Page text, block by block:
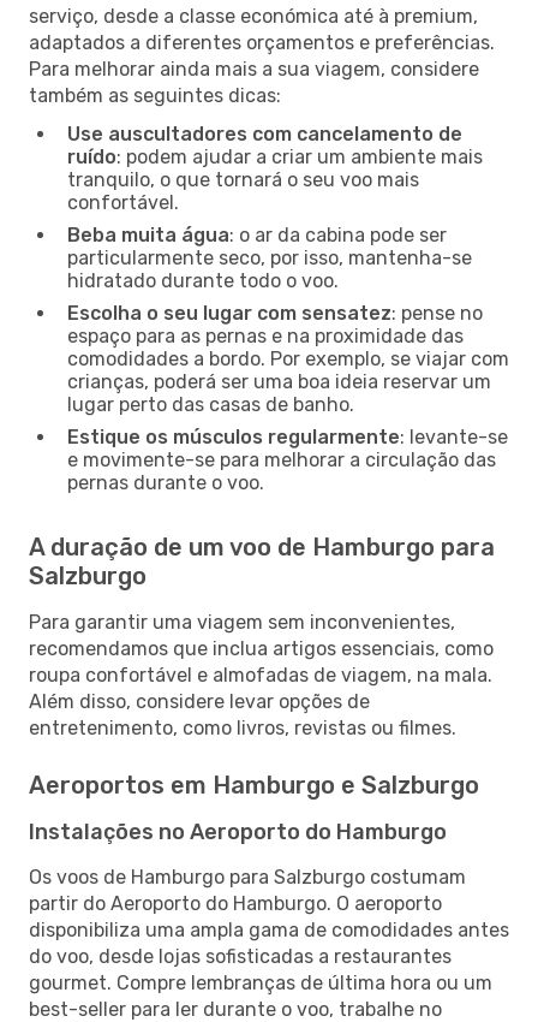
serviço, desde a classe económica até à premium,
adaptados a diferentes orçamentos e preferências.
Para melhorar ainda mais a sua viagem, considere
também as seguintes dicas:
Use auscultadores com cancelamento de
ruído: podem ajudar a criar um ambiente mais
tranquilo, o que tornará o seu voo mais
confortável.
Beba muita água: o ar da cabina pode ser
particularmente seco, por isso, mantenha-se
hidratado durante todo o voo.
Escolha o seu lugar com sensatez: pense no
espaço para as pernas e na proximidade das
comodidades a bordo. Por exemplo, se viajar com
crianças, poderá ser uma boa ideia reservar um
lugar perto das casas de banho.
Estique os músculos regularmente: levante-se
e movimente-se para melhorar a circulação das
pernas durante o voo.
A duração de um voo de Hamburgo para
Salzburgo
Para garantir uma viagem sem inconvenientes,
recomendamos que inclua artigos essenciais, como
roupa confortável e almofadas de viagem, na mala.
Além disso, considere levar opções de
entretenimento, como livros, revistas ou filmes.
Aeroportos em Hamburgo e Salzburgo
Instalações no Aeroporto do Hamburgo
Os voos de Hamburgo para Salzburgo costumam
partir do Aeroporto do Hamburgo. O aeroporto
disponibiliza uma ampla gama de comodidades antes
do voo, desde lojas sofisticadas a restaurantes
gourmet. Compre lembranças de última hora ou um
best-seller para ler durante o voo, trabalhe no